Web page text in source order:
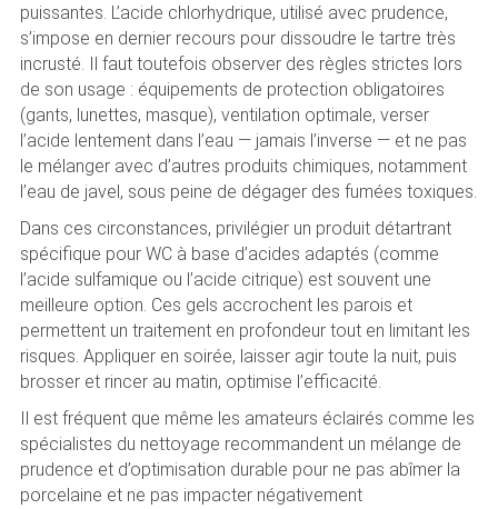
puissantes. L’acide chlorhydrique, utilisé avec prudence,
s’impose en dernier recours pour dissoudre le tartre très
incrusté. Il faut toutefois observer des règles strictes lors
de son usage : équipements de protection obligatoires
(gants, lunettes, masque), ventilation optimale, verser
l’acide lentement dans l’eau — jamais l’inverse — et ne pas
le mélanger avec d’autres produits chimiques, notamment
l’eau de javel, sous peine de dégager des fumées toxiques.
Dans ces circonstances, privilégier un produit détartrant
spécifique pour WC à base d’acides adaptés (comme
l’acide sulfamique ou l’acide citrique) est souvent une
meilleure option. Ces gels accrochent les parois et
permettent un traitement en profondeur tout en limitant les
risques. Appliquer en soirée, laisser agir toute la nuit, puis
brosser et rincer au matin, optimise l’efficacité.
Il est fréquent que même les amateurs éclairés comme les
spécialistes du nettoyage recommandent un mélange de
prudence et d’optimisation durable pour ne pas abîmer la
porcelaine et ne pas impacter négativement